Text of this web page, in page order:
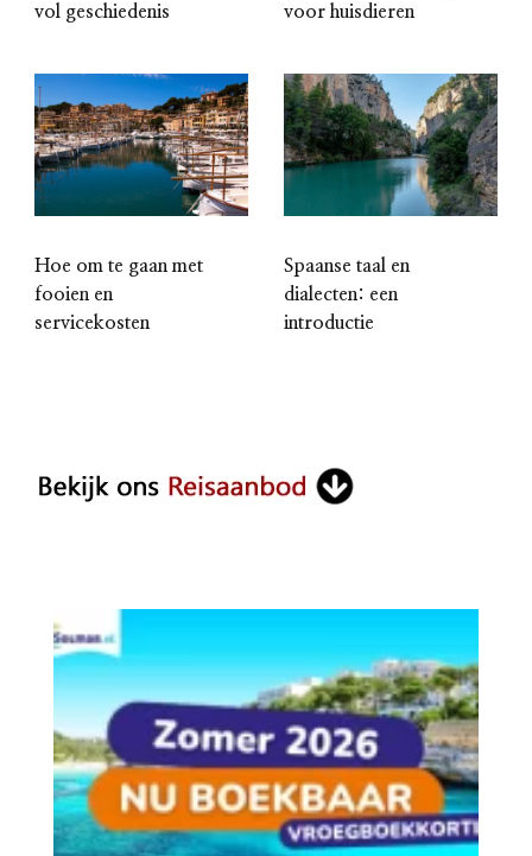
vol geschiedenis
voor huisdieren
Hoe om te gaan met
fooien en
servicekosten
Spaanse taal en
dialecten: een
introductie